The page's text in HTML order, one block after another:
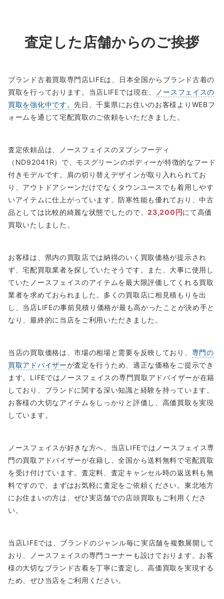
査定した店舗からのご挨拶
ブランド古着買取専門店LIFEは、日本全国からブランド古着の
買取を行っております。当店LIFEでは現在、
ノースフェイスの
買取を強化中です。先日、千葉県にお住いのお客様よりWEBフ
ォームを通じて宅配買取のご依頼をいただきました。
査定依頼品は、ノースフェイスのヌプシフーディ
（ND92041R）で、モスグリーンのボディーが特徴的なフード
付きモデルです。肩の切り替えデザインが取り入れられてお
り、アウトドアシーンだけでなくタウンユースでも着用しやす
いアイテムに仕上がっています。防寒性能も優れており、中古
品としては比較的綺麗な状態でしたので、23,200円にて高価
買取いたしました。
お客様は、県内の買取店では納得のいく買取価格が提示され
ず、宅配買取業者を探していたそうです。また、大事に使用し
ていたノースフェイスのアイテムを最大限評価してくれる買取
業者を求めておられました。多くの買取店に相見積もりを出
し、当店LIFEの事前見積り価格が最も高かったことが決め手と
なり、最終的に当店をご利用いただきました。
当店の買取価格は、市場の相場と需要を反映しており、 専門の
買取アドバイザーが査定を行うため、適正な価格をご提示でき
ます。LIFEではノースフェイスの専門買取アドバイザーが在籍
しており、ブランドに関する深い知識と経験を持っています。
お客様の大切なアイテムをしっかりと評価し、高価買取を実現
しています。
ノースフェイスが好きな方へ、当店LIFEではノースフェイス専
門の買取アドバイザーが在籍し、全国から送料無料で宅配買取
を受け付けています。査定料、査定キャンセル時の返送料も無
料ですので、まずはお気軽に査定をご依頼ください。東北地方
にお住まいの方は、ぜひ実店舗での店頭買取もご利用くださ
い。
当店LIFEでは、ブランドのジャンル毎に実店舗を複数展開して
おり、ノースフェイスの専門コーナーも設けております。お客
様の大切なブランド古着を丁寧に査定し、高価買取を実現する
ため、ぜひ当店をご利用ください。